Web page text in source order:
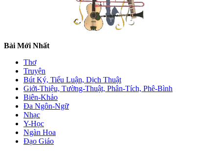
Bài Mới Nhất
Thơ
Truyện
Bút Ký, Tiểu Luận, Dịch Thuật
Giới-Thiệu, Tường-Thuật, Phân-Tích, Phê-Bình
Biên-Khảo
Đa Ngôn-Ngữ
Nhạc
Y-Học
Ngàn Hoa
Đạo Giáo